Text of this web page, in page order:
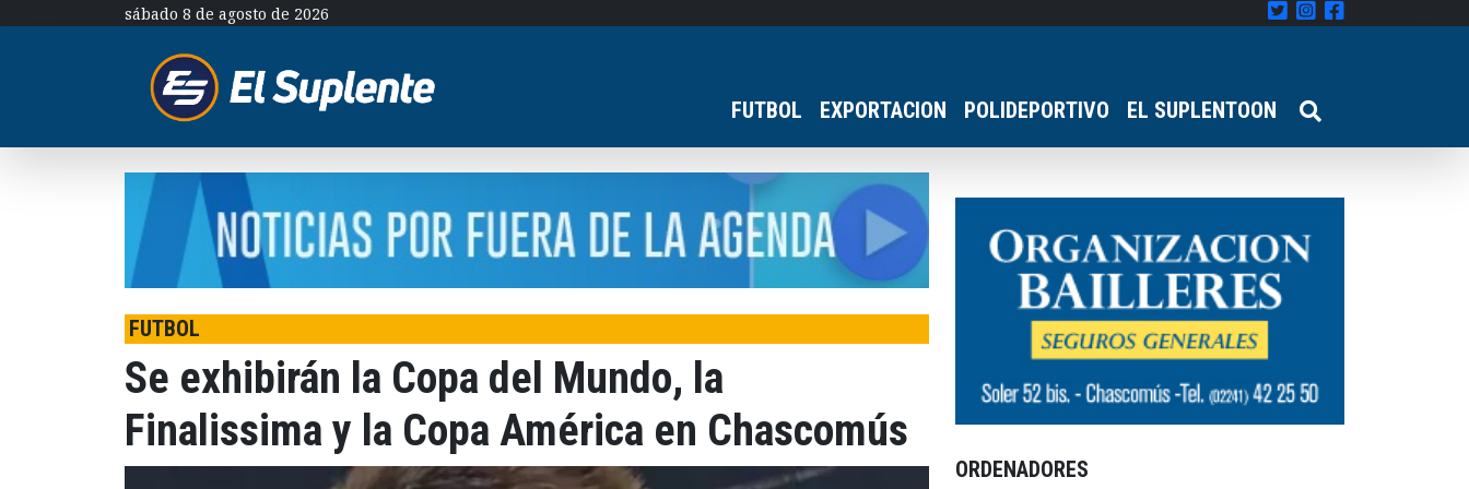
sábado 8 de agosto de 2026
FUTBOL EXPORTACION POLIDEPORTIVO EL SUPLENTOON
FUTBOL
Se exhibirán la Copa del Mundo, la
Finalissima y la Copa América en Chascomús
ORDENADORES